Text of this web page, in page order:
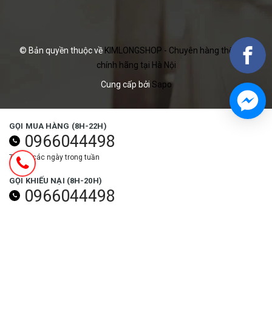
© Bản quyền thuộc về KIMLONGSHOP - Chuyên hàng thể thao
chính hãng tại Hà Nội
Cung cấp bởi Sapo
GỌI MUA HÀNG (8H-22H)
0966044498
Tất cả các ngày trong tuần
GỌI KHIẾU NẠI (8H-20H)
0966044498